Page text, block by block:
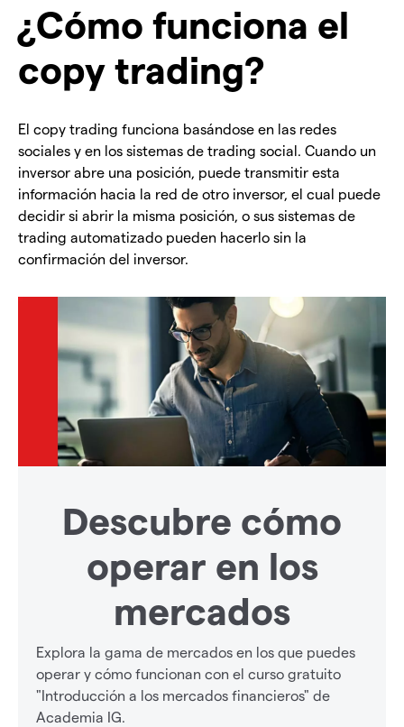
¿Cómo funciona el
copy trading?
El copy trading funciona basándose en las redes
sociales y en los sistemas de trading social. Cuando un
inversor abre una posición, puede transmitir esta
información hacia la red de otro inversor, el cual puede
decidir si abrir la misma posición, o sus sistemas de
trading automatizado pueden hacerlo sin la
confirmación del inversor.
Descubre cómo
operar en los
mercados
Explora la gama de mercados en los que puedes
operar y cómo funcionan con el curso gratuito
"Introducción a los mercados financieros" de
Academia IG.